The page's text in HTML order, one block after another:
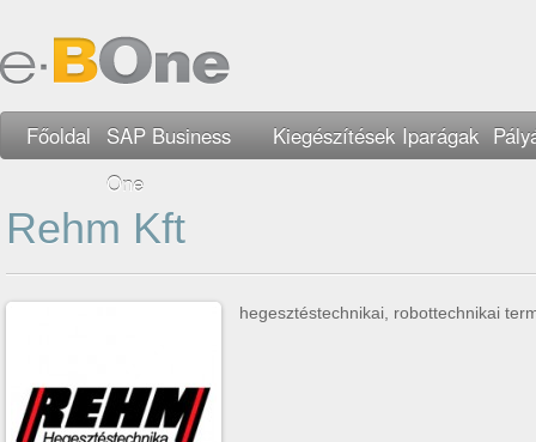
Főoldal
SAP Business
One
Kiegészítések Iparágak
Rehm Kft
hegesztéstechnikai, robottechnikai